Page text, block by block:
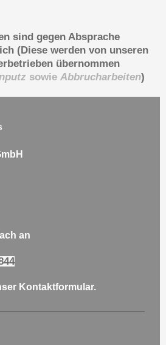
sind gegen Absprache
(Diese werden von unseren
übernommen
sowie Abbrucharbeiten)
an
Kontaktformular.